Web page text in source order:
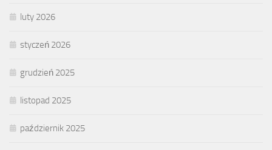
luty 2026
styczeń 2026
grudzień 2025
listopad 2025
październik 2025